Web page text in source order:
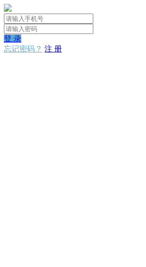
登 录
忘记密码？ 注 册